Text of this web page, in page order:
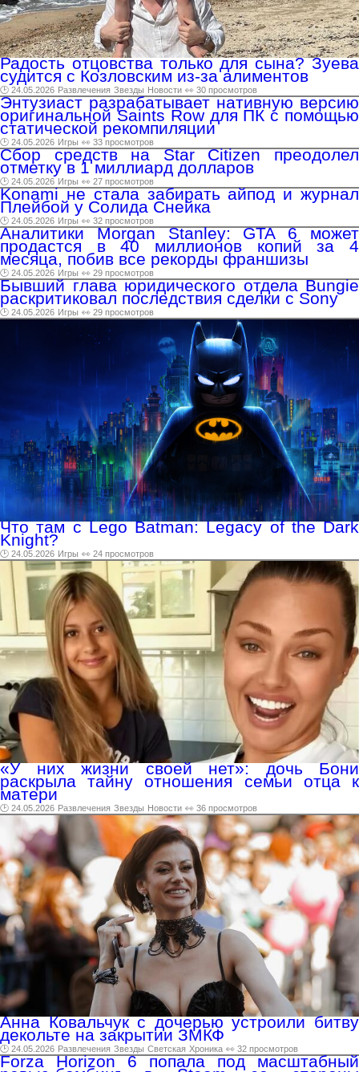
Радость отцовства только для сына? Зуева
судится с Козловским из-за алиментов
🕑 24.05.2026 Развлечения Звезды Новости 👀 30 просмотров
Энтузиаст разрабатывает нативную версию
оригинальной Saints Row для ПК с помощью
статической рекомпиляции
🕑 24.05.2026 Игры 👀 33 просмотров
Сбор средств на Star Citizen преодолел
отметку в 1 миллиард долларов
🕑 24.05.2026 Игры 👀 27 просмотров
Konami не стала забирать айпод и журнал
Плейбой у Солида Снейка
🕑 24.05.2026 Игры 👀 32 просмотров
Аналитики Morgan Stanley: GTA 6 может
продастся в 40 миллионов копий за 4
месяца, побив все рекорды франшизы
🕑 24.05.2026 Игры 👀 29 просмотров
Бывший глава юридического отдела Bungie
раскритиковал последствия сделки с Sony
🕑 24.05.2026 Игры 👀 29 просмотров
Что там с Lego Batman: Legacy of the Dark
Knight?
🕑 24.05.2026 Игры 👀 24 просмотров
«У них жизни своей нет»: дочь Бони
раскрыла тайну отношения семьи отца к
матери
🕑 24.05.2026 Развлечения Звезды Новости 👀 36 просмотров
Анна Ковальчук с дочерью устроили битву
декольте на закрытии ЗМКФ
🕑 24.05.2026 Развлечения Звезды Светская Хроника 👀 32 просмотров
Forza Horizon 6 попала под масштабный